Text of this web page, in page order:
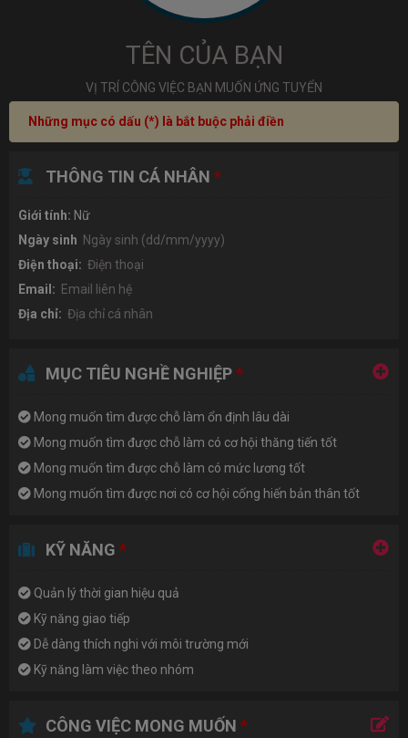
Những mục có dấu (*) là bắt buộc phải điền
THÔNG TIN CÁ NHÂN *
Giới tính: Nữ
Ngày sinh
Điện thoại:
Email:
Địa chỉ:
MỤC TIÊU NGHỀ NGHIỆP*
Mong muốn tìm được chỗ làm ổn định lâu dài
Mong muốn tìm được chỗ làm có cơ hội thăng tiến tốt
Mong muốn tìm được chỗ làm có mức lương tốt
Mong muốn tìm được nơi có cơ hội cống hiến bản thân tốt
KỸ NĂNG *
Quản lý thời gian hiệu quả
Kỹ năng giao tiếp
Dễ dàng thích nghi với môi trường mới
Kỹ năng làm việc theo nhóm
CÔNG VIỆC MONG MUỐN *